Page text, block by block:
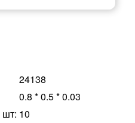
24138
0.8 * 0.5 * 0.03
шт: 10